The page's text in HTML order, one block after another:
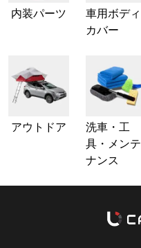
内装パーツ
車用ボディ
カバー
アウトドア
洗車・工
具・メンテ
ナンス